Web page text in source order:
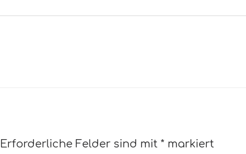
Erforderliche Felder sind mit * markiert